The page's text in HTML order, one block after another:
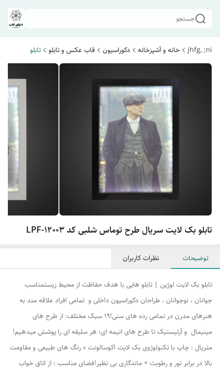
جستجو
jhfg, ;ni خانه و آشپزخانه دکوراسیون قاب عکس و تابلو تابلو
تابلو بک لایت سریال طرح توماس شلبی کد LPF-12003
توضیحات نظرات کاربران
تابلو بک لایت لوژین | تابلو هایی با هدف حفاظت از محیط زیستمناسب
جوانان ، نوجوانان ، طراحان دکوراسیون داخلی و تمامی افراد علاقه مند به
هنرهای مدرن در تمامی رده های سنی!۱۹ سبک مختلف: از طرح های
مینیمال و آرتیستیک تا طرح های انیمه ای؛ هر سلیقه ای را پوشش میدهیم!
متریال : چاپ با تکنولوژوی بک لایت اکوسالونت » رنگ های طبیعی و مقاومت
بالا در برابر نور و رطوبت + ماندگاری بی نظیر!فضای مناسب : از اتاق خواب